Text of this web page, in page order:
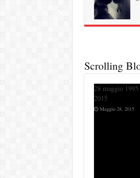
Scrolling